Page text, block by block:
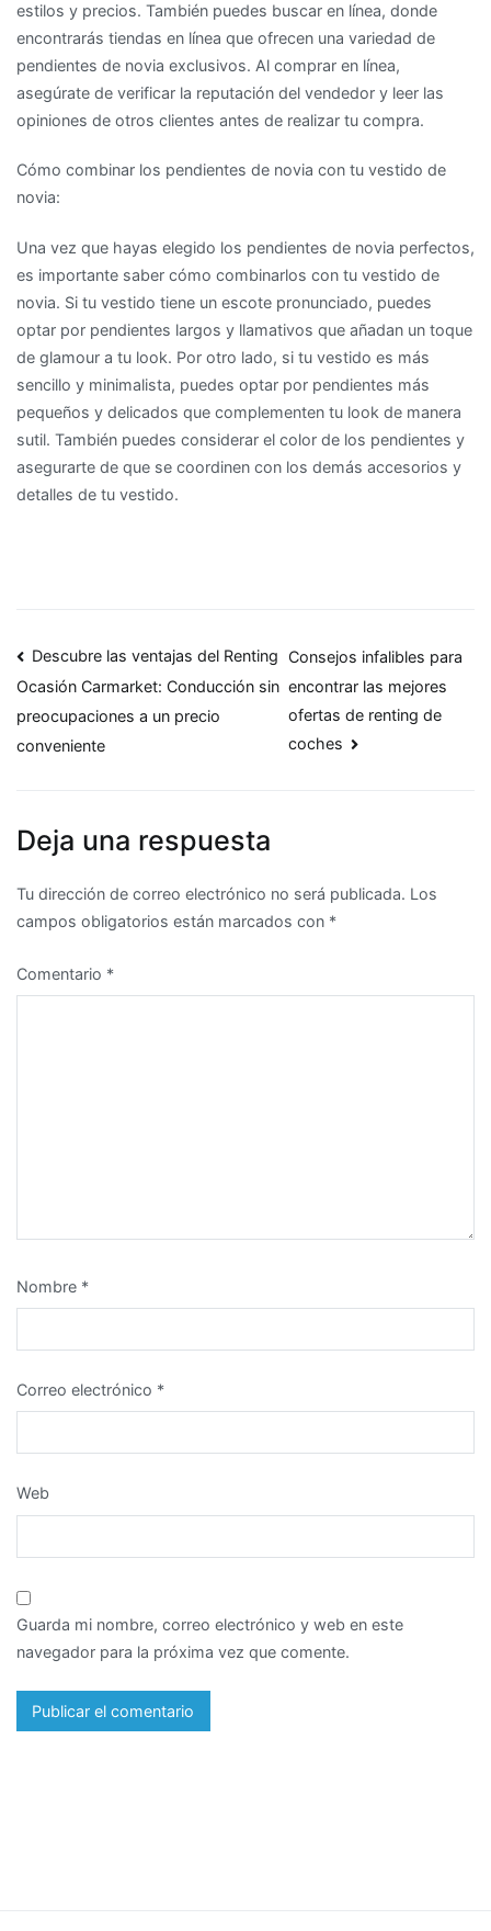
estilos y precios. También puedes buscar en línea, donde
encontrarás tiendas en línea que ofrecen una variedad de
pendientes de novia exclusivos. Al comprar en línea,
asegúrate de verificar la reputación del vendedor y leer las
opiniones de otros clientes antes de realizar tu compra.
Cómo combinar los pendientes de novia con tu vestido de
novia:
Una vez que hayas elegido los pendientes de novia perfectos,
es importante saber cómo combinarlos con tu vestido de
novia. Si tu vestido tiene un escote pronunciado, puedes
optar por pendientes largos y llamativos que añadan un toque
de glamour a tu look. Por otro lado, si tu vestido es más
sencillo y minimalista, puedes optar por pendientes más
pequeños y delicados que complementen tu look de manera
sutil. También puedes considerar el color de los pendientes y
asegurarte de que se coordinen con los demás accesorios y
detalles de tu vestido.
Navegación
de
entradas
Descubre las ventajas del Renting
Ocasión Carmarket: Conducción sin
preocupaciones a un precio
conveniente
Consejos infalibles para
encontrar las mejores
ofertas de renting de
coches
Deja una respuesta
Tu dirección de correo electrónico no será publicada. Los
campos obligatorios están marcados con *
Comentario *
Nombre *
Correo electrónico *
Web
Guarda mi nombre, correo electrónico y web en este
navegador para la próxima vez que comente.